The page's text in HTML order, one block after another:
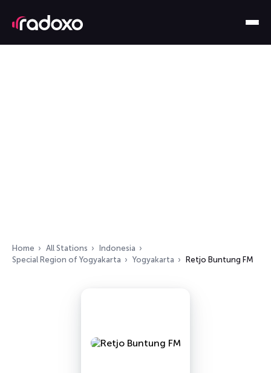
Home All Stations
Indonesia
Special Region of Yogyakarta
Yogyakarta Retjo Buntung FM